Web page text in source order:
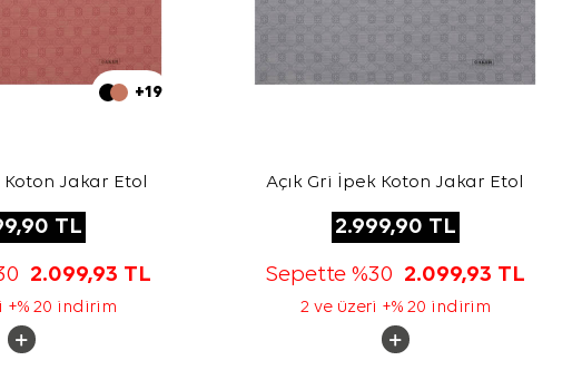
+19
Jakar Etol
TL
2.099,93 TL
+% 20 indirim
Açık Gri İpek Koton Jakar Etol
2.999,90 TL
Sepette %30 2.099,93 TL
2 ve üzeri +% 20 indirim